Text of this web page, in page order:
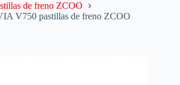
de freno ZCOO
V750 pastillas de freno ZCOO